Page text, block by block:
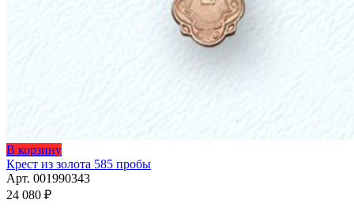
В корзину
Крест из золота 585 пробы
Арт. 001990343
24 080 ₽